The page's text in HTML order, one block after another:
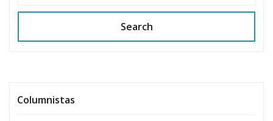
Search
Columnistas